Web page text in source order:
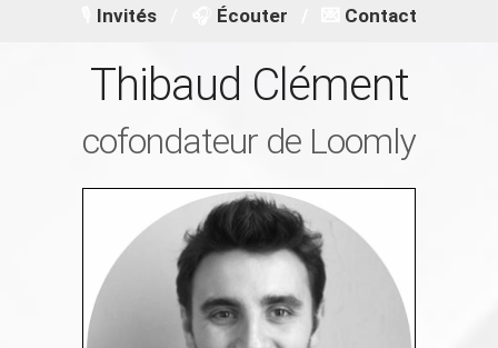
Invités Écouter Contact
Thibaud Clément
cofondateur de Loomly